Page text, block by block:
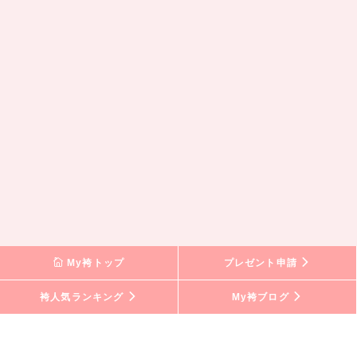
My袴トップ プレゼント申請
袴人気ランキング My袴ブログ